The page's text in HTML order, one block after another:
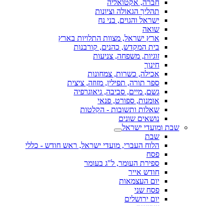
חברה, אקטואליה
תהליך הגאולה וציונות
ישראל והגוים, בני נח
שואה
ארץ ישראל, מצוות התלויות בארץ
בית המקדש, כהנים, קורבנות
זוגיות, משפחה, צניעות
חינוך
אכילה, כשרות, צמחונות
ספר תורה, תפילין, מזוזה, ציצית
גשם, מיים, סביבה, גיאוגרפיה
אומנות, ספורט, פנאי
שאלות ותשובות - הקלטות
נושאים שונים
שבת ומועדי ישראל
שבת
הלוח העברי, מועדי ישראל, ראש חודש - כללי
פסח
ספירת העומר, ל"ג בעומר
חודש אייר
יום העצמאות
פסח שני
יום ירושלים